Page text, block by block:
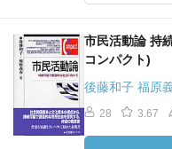
摘している。
地域通貨がこのように
共感を伴った価値交換
いが、それだけではコ
がり、地域経済が自立
自律したビジネスの展
市民活動論 持
コンパクト)
後藤和子 福原
28 3.67